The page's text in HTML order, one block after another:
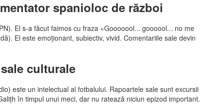
spanioloc de război
El s-a făcut faimos cu fraza «Gooooool... goooool... no me
El este emoționant, subiectiv, vivid. Comentariile sale devin
culturale
este un intelectual al fotbalului. Rapoartele sale sunt excursii
în timpul unui meci, dar nu ratează niciun epizod important.